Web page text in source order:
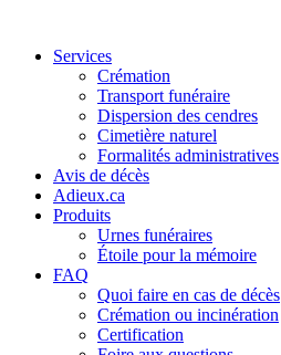
Services
Crémation
Transport funéraire
Dispersion des cendres
Cimetière naturel
Formalités administratives
Avis de décès
Adieux.ca
Produits
Urnes funéraires
Étoile pour la mémoire
FAQ
Quoi faire en cas de décès
Crémation ou incinération
Certification